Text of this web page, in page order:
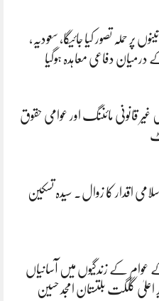
پر حملہ تصور کیا جائیگا، سعودیہ،
درمیان دفاعی معاہدہ ہوگیا
قانونی مائننگ اور عوامی حقوق
اسلامی اقدار کا زوال. سیدہ تسکین
عوام کے زندگیوں میں آسانیاں
اعلیٰ گلگت بلتستان امجد حسین